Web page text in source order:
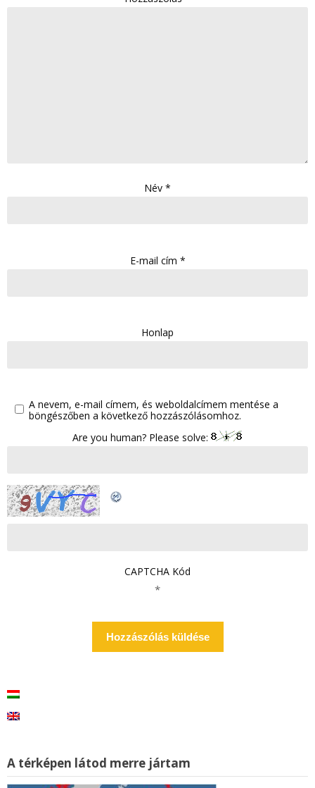
Név *
E-mail cím *
Honlap
A nevem, e-mail címem, és weboldalcímem mentése a
böngészőben a következő hozzászólásomhoz.
Are you human? Please solve:
CAPTCHA Kód
*
A térképen látod merre jártam